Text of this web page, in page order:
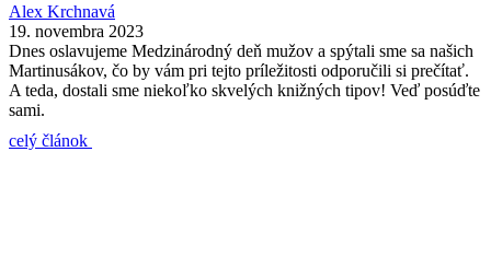
Alex Krchnavá
19. novembra 2023
Dnes oslavujeme Medzinárodný deň mužov a spýtali sme sa našich
Martinusákov, čo by vám pri tejto príležitosti odporučili si prečítať.
A teda, dostali sme niekoľko skvelých knižných tipov! Veď posúďte
sami.
celý článok